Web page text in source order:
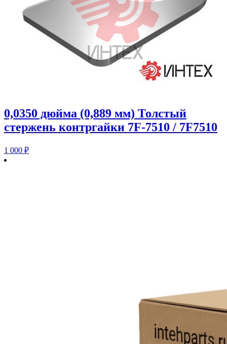
0,0350 дюйма (0,889 мм) Толстый
стержень контргайки 7F-7510 / 7F7510
1 000 ₽